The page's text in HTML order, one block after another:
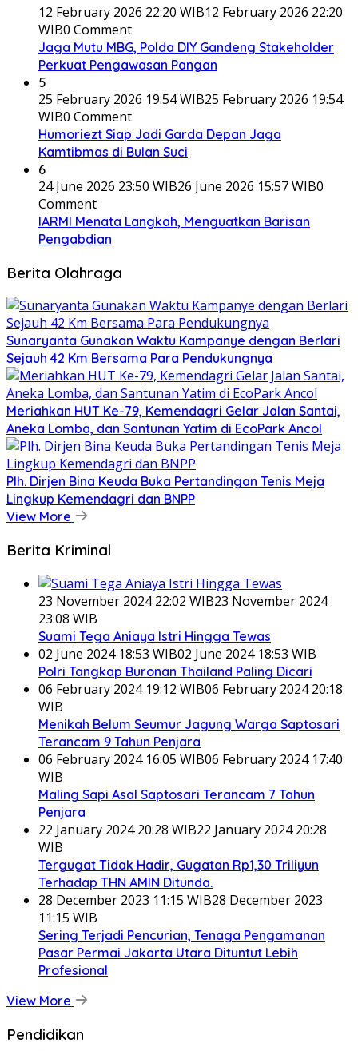
12 February 2026 22:20 WIB12 February 2026 22:20
WIB0 Comment
Jaga Mutu MBG, Polda DIY Gandeng Stakeholder
Perkuat Pengawasan Pangan
5
25 February 2026 19:54 WIB25 February 2026 19:54
WIB0 Comment
Humoriezt Siap Jadi Garda Depan Jaga
Kamtibmas di Bulan Suci
6
24 June 2026 23:50 WIB26 June 2026 15:57 WIB0
Comment
IARMI Menata Langkah, Menguatkan Barisan
Pengabdian
Berita Olahraga
Sunaryanta Gunakan Waktu Kampanye dengan Berlari
Sejauh 42 Km Bersama Para Pendukungnya
Meriahkan HUT Ke-79, Kemendagri Gelar Jalan Santai,
Aneka Lomba, dan Santunan Yatim di EcoPark Ancol
Plh. Dirjen Bina Keuda Buka Pertandingan Tenis Meja
Lingkup Kemendagri dan BNPP
View More
Berita Kriminal
23 November 2024 22:02 WIB23 November 2024
23:08 WIB
Suami Tega Aniaya Istri Hingga Tewas
02 June 2024 18:53 WIB02 June 2024 18:53 WIB
Polri Tangkap Buronan Thailand Paling Dicari
06 February 2024 19:12 WIB06 February 2024 20:18
WIB
Menikah Belum Seumur Jagung Warga Saptosari
Terancam 9 Tahun Penjara
06 February 2024 16:05 WIB06 February 2024 17:40
WIB
Maling Sapi Asal Saptosari Terancam 7 Tahun
Penjara
22 January 2024 20:28 WIB22 January 2024 20:28
WIB
Tergugat Tidak Hadir, Gugatan Rp1,30 Triliyun
Terhadap THN AMIN Ditunda.
28 December 2023 11:15 WIB28 December 2023
11:15 WIB
Sering Terjadi Pencurian, Tenaga Pengamanan
Pasar Permai Jakarta Utara Dituntut Lebih
Profesional
View More
Pendidikan